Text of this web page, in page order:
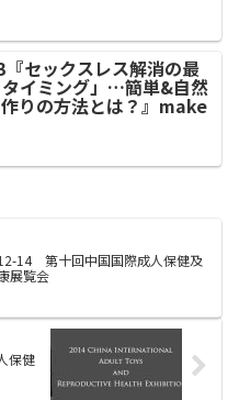
『セックスレス解消の最
イミング」…簡単&自然
りの方法とは？』make
14 第十回中国国際成人保健及
展覧会
保健